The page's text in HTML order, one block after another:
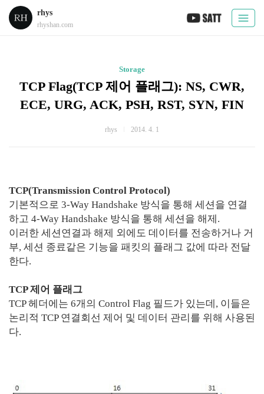
rhys
rhyshan.com
Storage
TCP Flag(TCP 제어 플래그): NS, CWR,
ECE, URG, ACK, PSH, RST, SYN, FIN
rhys 2014. 4. 1
TCP(Transmission Control Protocol)
기본적으로 3-Way Handshake 방식을 통해 세션을 연결
하고 4-Way Handshake 방식을 통해 세션을 해제.
이러한 세션연결과 해제 외에도 데이터를 전송하거나 거
부, 세션 종료같은 기능을 패킷의 플래그 값에 따라 전달
한다.
TCP 제어 플래그
TCP 헤더에는 6개의 Control Flag 필드가 있는데, 이들은
논리적 TCP 연결회선 제어 및 데이터 관리를 위해 사용된
다.